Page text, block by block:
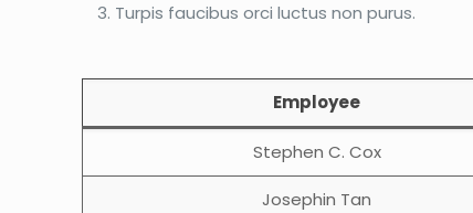
Turpis faucibus orci luctus non purus.
Employee
Stephen C. Cox
Josephin Tan